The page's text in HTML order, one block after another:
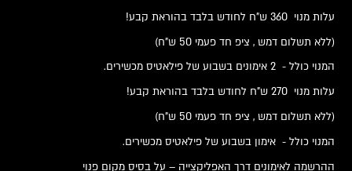
עלות מנוי 360 ש"ח לחודש בלבד בהוראת קבע!
(ללא תשלום דמש , ציפ חד פעמי 50 ש"ח)
המנוי כולל - 2 אימונים בשבוע של פילאטיס מכשירים.
עלות מנוי 270 ש"ח לחודש בלבד בהוראת קבע!
(ללא תשלום דמש , ציפ חד פעמי 50 ש"ח)
המנוי כולל - אימון בשבוע של פילאטיס מכשירים.
ההרשמה לאימונים דרך האפליקצייה – על בסיס מקום פנוי